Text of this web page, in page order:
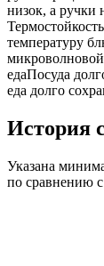
низок, а ручки
температуру
едаПосуда
еда долго
История
Указана
по сравнению